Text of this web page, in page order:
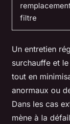
filtre
Un entretien
surchauffe et
tout en
anormaux ou
Dans les cas
mène à la